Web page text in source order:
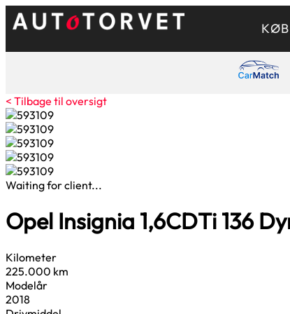
< Tilbage til oversigt
Waiting for client...
Opel Insignia 1,6CDTi 136
Kilometer
225.000 km
Modelår
2018